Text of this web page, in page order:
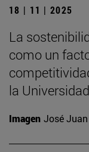
18 | 11 | 2025
La
como un
la Universidad
Imagen José